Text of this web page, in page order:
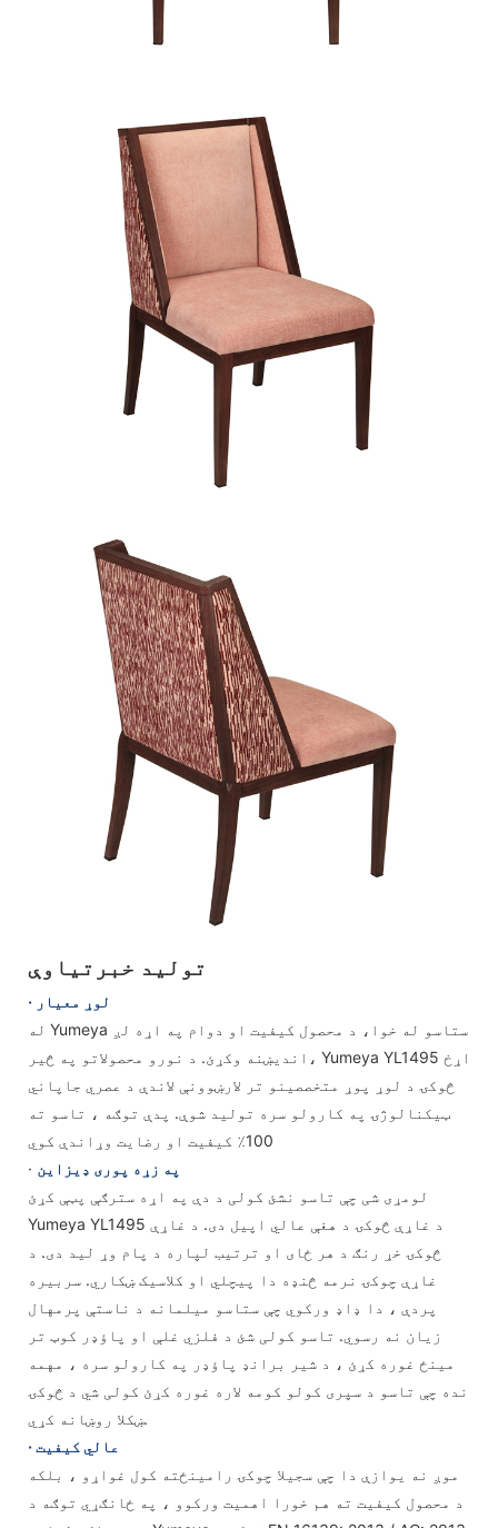
تولید خبرتياوې
· لوړ معیار
له Yumeya ستاسو له خوا، د محصول کیفیت او دوام په اړه لږ
اندیښنه وکړئ. د نورو محصولاتو په څیر، Yumeya YL1495 اړخ
څوکۍ د لوړ پوړ متخصصینو تر لارښوونې لاندې د عصري جاپاني
ټیکنالوژۍ په کارولو سره تولید شوې. پدې توګه ، تاسو ته
· په زړه پوری ډیزاین
لومړی شی چې تاسو نشئ کولی د دې په اړه سترګې پټې کړئ
Yumeya YL1495 د غاړې څوکۍ د هغې عالي اپیل دی. د غاړې
څوکۍ خړ رنګ د هر ځای او ترتیب لپاره د پام وړ لید دی. د
غاړې چوکۍ نرمه څنډه دا پیچلي او کلاسیک ښکاري. سربیره
پردې ، دا ډاډ ورکوي چې ستاسو میلمانه د ناستې پرمهال
زیان نه رسوي. تاسو کولی شئ د فلزي غلې او پاؤډر کوټ تر
مینځ غوره کړئ ، د شیر برانډ پاؤډر په کارولو سره ، مهمه
نده چې تاسو د سپری کولو کومه لاره غوره کړئ کولی شي د څوکۍ
ښکلا روښانه کړي.
· عالي کیفیت
موږ نه یوازې دا چې سجیلا چوکۍ رامینځته کول غواړو ، بلکه
د محصول کیفیت ته هم خورا اهمیت ورکوو ، په ځانګړي توګه د